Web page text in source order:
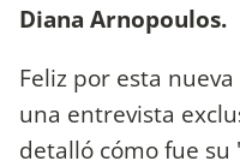
Diana Arnopoulos.
Feliz por esta
una entrevista
detalló cómo fue